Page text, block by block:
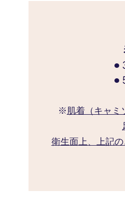
●
●
※肌着（キャミ
衛生面上、上記